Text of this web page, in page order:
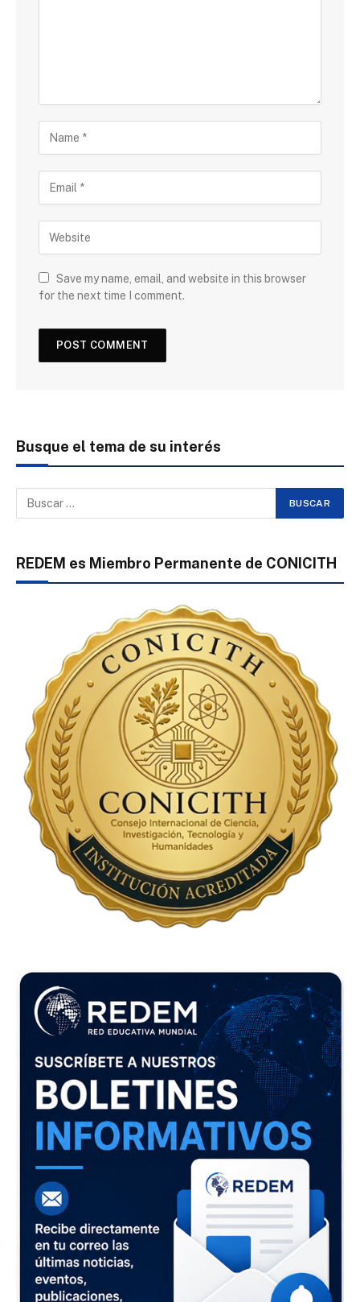
Save my name, email, and website in this browser
for the next time I comment.
Busque el tema de su interés
REDEM es Miembro Permanente de CONICITH